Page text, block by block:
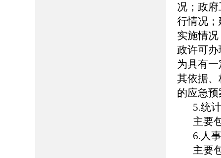
况；政
行情况
实施情
政许可
为具有
其依据
的应急
5.统
主要
6.人
主要